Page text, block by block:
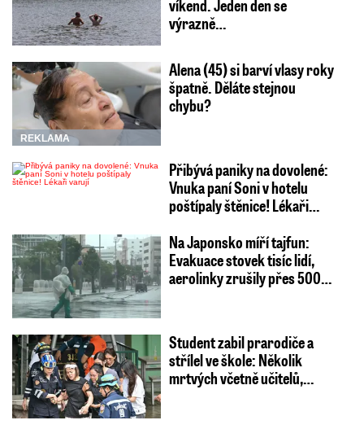
víkend. Jeden den se
výrazně…
REKLAMA
Alena (45) si barví vlasy roky
špatně. Děláte stejnou
chybu?
Přibývá paniky na dovolené:
Vnuka paní Soni v hotelu
poštípaly štěnice! Lékaři…
Na Japonsko míří tajfun:
Evakuace stovek tisíc lidí,
aerolinky zrušily přes 500…
Student zabil prarodiče a
střílel ve škole: Několik
mrtvých včetně učitelů,…